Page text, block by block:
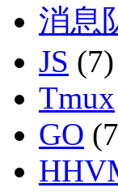
消息
JS (7)
Tmux
GO